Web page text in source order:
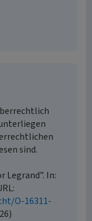
sind.
Legrand”. In:
O-16311-